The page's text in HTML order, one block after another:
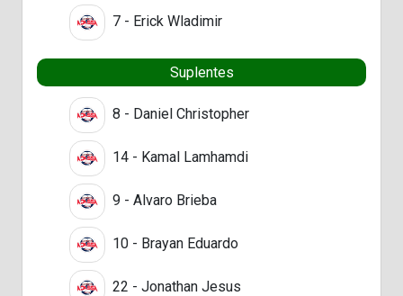
7 - Erick Wladimir
Suplentes
8 - Daniel Christopher
14 - Kamal Lamhamdi
9 - Alvaro Brieba
10 - Brayan Eduardo
22 - Jonathan Jesus